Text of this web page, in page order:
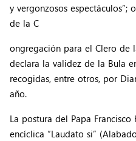
y vergonzosos espectáculos”;
de la C
ongregación para el Clero de
declara la validez de la Bula
recogidas, entre otros, por
año.
La postura del Papa
encíclica “Laudato si”